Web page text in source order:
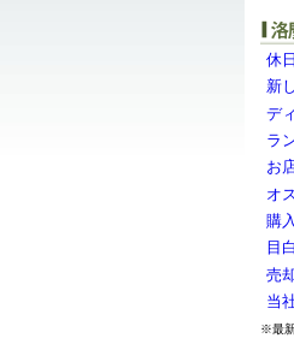
休
新
デ
ラ
お
オ
購
目
売
当
※最